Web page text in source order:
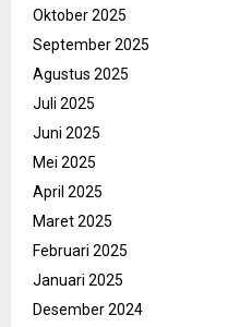
Oktober 2025
September 2025
Agustus 2025
Juli 2025
Juni 2025
Mei 2025
April 2025
Maret 2025
Februari 2025
Januari 2025
Desember 2024